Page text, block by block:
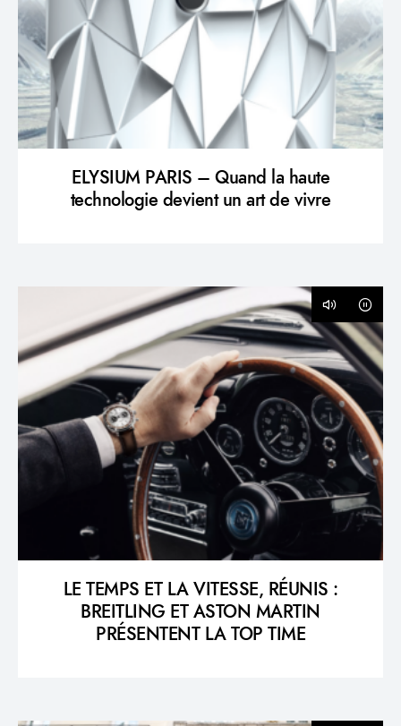
ELYSIUM PARIS – Quand la haute
technologie devient un art de vivre
LE TEMPS ET LA VITESSE, RÉUNIS :
BREITLING ET ASTON MARTIN
PRÉSENTENT LA TOP TIME